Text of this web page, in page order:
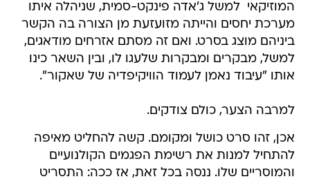
המוזיקאי  למשל ג'אדה פינקט-סמית, שניהלה איתו
מערכת יחסים והייתה מזועזעת מן הצורה בה הקשר
ביניהם מוצג בסרט. ואם זה מסתם אזרחים מודאגים,
למשל, מבקרים ומבקרות שלעגו לו, ובין השאר כינו
אותו "עיבוד נאמן לעמוד הוויקיפדיה של שאקור".
למרבה הצער, כולם צודקים.
אכן, זהו סרט כושל ומקומם. קשה להחליט מאיפה
להתחיל למנות את רשימת הפגמים הקולנועיים
והמוסריים שלו. ננסה בכל זאת, אז ככה: התסריט